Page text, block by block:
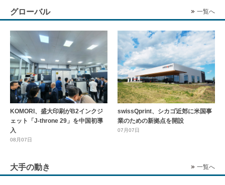
グローバル 一覧へ
KOMORI、盛大印刷がB2インクジ
ェット「J-throne 29」を中国初導
入
08月07日
swissQprint、シカゴ近郊に⽶国事
業のための新拠点を開設
07月07日
大手の動き 一覧へ